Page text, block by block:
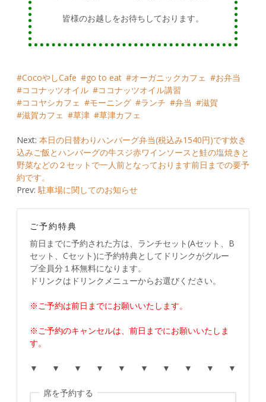
皆様のお越しをお待ちしております。
CocoやしCafe go to eat オーガニックカフェ
お弁当
ココナッツオイル
ココナッツオイル講習
ココヤシカフェ
モーニング ランチ 弁当
滋賀
滋賀カフェ
草津 草津カフェ
Post
navigation
Next: 本日の日替わりハンバーグ弁当(税込み1540円)です炊き
込みご飯とハンバーグの牛スジ赤ワインソースと鮭の塩焼きと
野菜などの２セットで一人前となっております前日までの要予
約です。
Prev:駐車場に関してのお知らせ
ご予約特典
前日までに予約された方は、ランチセット(Aセット、B
セット、Cセット)に予約特典としてドリンクがグルー
プ全員分１杯無料になります。
ドリンクはドリンクメニューからお選びください。
※ご予約は前日までにお願いいたします。
※ご予約のキャンセルは、前日までにお願いいたしま
す。
▼ ▼ ▼ ▼ ▼ ▼ ▼ ▼ ▼ ▼
席を予約する